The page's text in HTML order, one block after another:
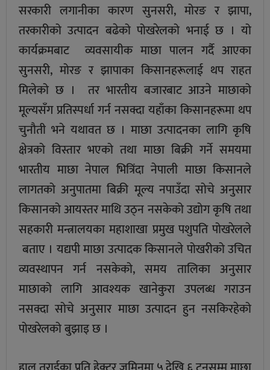
सरकारी लगानीका कारण सुनसरी, मोरङ र झापा,
तरकारीको उत्पादन बढेको पोखरेलको भनाई छ । यो
कार्यक्रमबाट व्यवसायीक माछा पालन गर्दै आएका
सुनसरी, मोरङ र झापाका किसानहरूलाई थप राहत
मिलेको छ । तर भारतीय बजारबाट आउने माछाको
मूल्यसँग प्रतिस्पर्धा गर्न नसक्दा यहाँका किसानहरूमा थप
चुनौती भने यथावत छ । माछा उत्पादनका लागि कृषि
क्षेत्रको विस्तार भएको तथा माछा बिक्री गर्ने समयमा
भारतीय माछा नेपाल भित्रिंदा नेपाली माछा किसानले
लागतको अनुपातमा बिक्री मूल्य नपाउँदा सोचे अनुसार
किसानको आयस्तर माथि उठ्न नसकेको उद्योग कृषि तथा
सहकारी मन्त्रालयका महाशाखा प्रमुख पशुपति पोखरेलले
बताए । यद्यपी माछा उत्पादक किसानले पोखरीको उचित
व्यवस्थापन गर्न नसकेको, समय तालिका अनुसार
माछाको लागि आवश्यक खानेकुरा उपलब्ध गराउन
नसक्दा सोचे अनुसार माछा उत्पादन हुन नसकिरहेको
पोखरेलको बुझाइ छ ।